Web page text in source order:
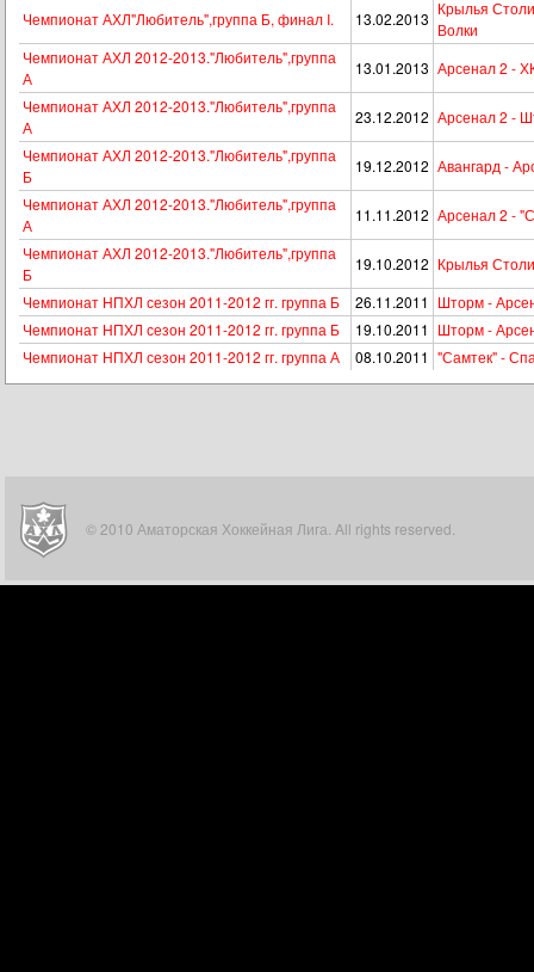
Чемпионат АХЛ"Любитель",группа Б, финал I. 13.02.2013
Крылья
Волки
Чемпионат АХЛ 2012-2013."Любитель",группа
А
13.01.2013 Арсенал 2 -
Чемпионат АХЛ 2012-2013."Любитель",группа
А
23.12.2012 Арсенал 2 -
Чемпионат АХЛ 2012-2013."Любитель",группа
Б
19.12.2012 Авангард -
Чемпионат АХЛ 2012-2013."Любитель",группа
А
11.11.2012 Арсенал 2 -
Чемпионат АХЛ 2012-2013."Любитель",группа
Б
19.10.2012 Крылья
Чемпионат НПХЛ сезон 2011-2012 гг. группа Б
26.11.2011 Шторм -
Чемпионат НПХЛ сезон 2011-2012 гг. группа Б
19.10.2011 Шторм -
Чемпионат НПХЛ сезон 2011-2012 гг. группа А
08.10.2011 "Самтек" -
© 2010 Аматорская Хоккейная Лига. All rights reserved.